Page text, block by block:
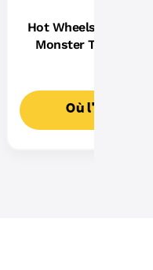
Hot Wheels -
Monster Trucks
Où l'acheter